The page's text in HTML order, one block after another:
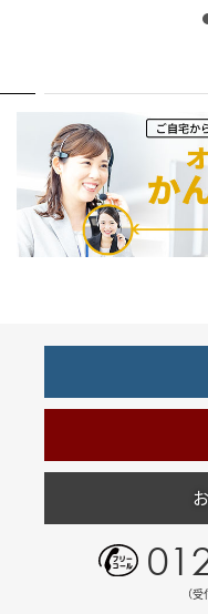
（